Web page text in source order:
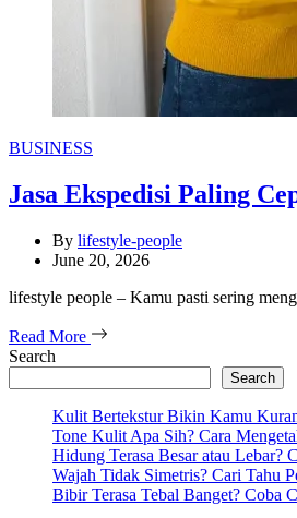
Categories
BUSINESS
Jasa Ekspedisi Paling
By lifestyle-people
June 20, 2026
lifestyle people – Kamu pasti sering
Read More
Search
Search
Kulit Bertekstur Bikin Kamu
Tone Kulit Apa Sih? Cara
Hidung Terasa Besar atau Lebar?
Wajah Tidak Simetris? Cari Tahu
Bibir Terasa Tebal Banget? Coba